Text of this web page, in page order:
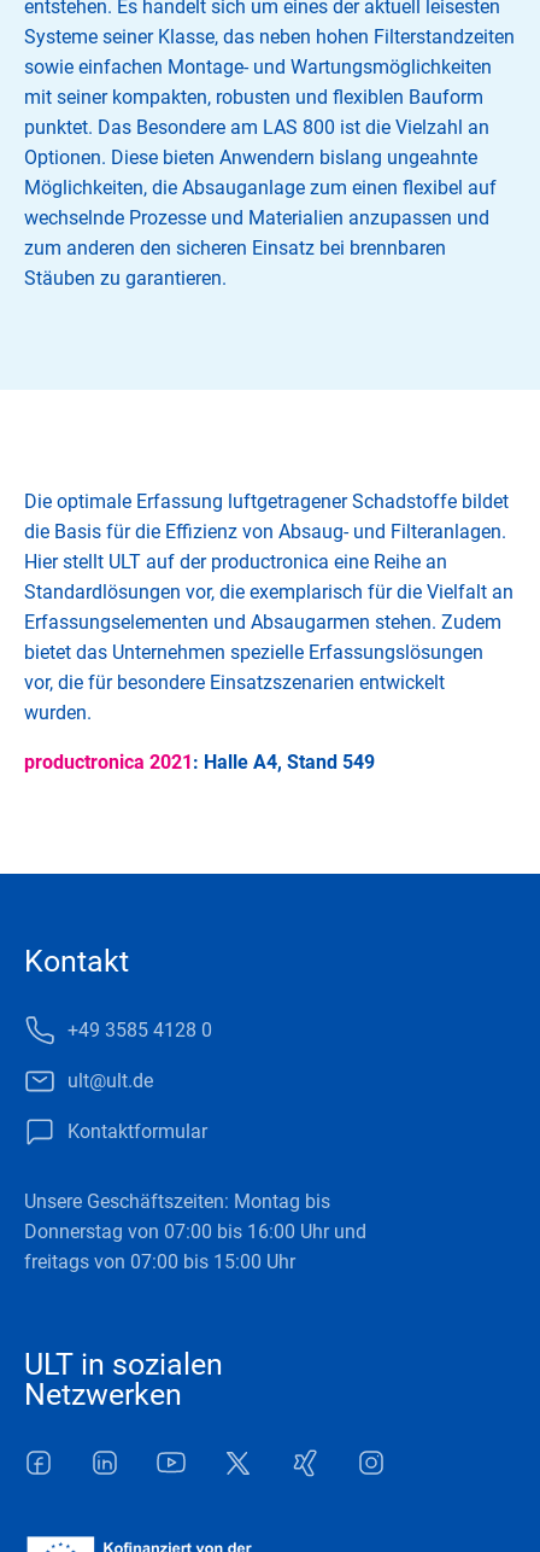
entstehen. Es handelt sich um eines der aktuell leisesten
Systeme seiner Klasse, das neben hohen Filterstandzeiten
sowie einfachen Montage- und Wartungsmöglichkeiten
mit seiner kompakten, robusten und flexiblen Bauform
punktet. Das Besondere am LAS 800 ist die Vielzahl an
Optionen. Diese bieten Anwendern bislang ungeahnte
Möglichkeiten, die Absauganlage zum einen flexibel auf
wechselnde Prozesse und Materialien anzupassen und
zum anderen den sicheren Einsatz bei brennbaren
Stäuben zu garantieren.
Die optimale Erfassung luftgetragener Schadstoffe bildet
die Basis für die Effizienz von Absaug- und Filteranlagen.
Hier stellt ULT auf der productronica eine Reihe an
Standardlösungen vor, die exemplarisch für die Vielfalt an
Erfassungselementen und Absaugarmen stehen. Zudem
bietet das Unternehmen spezielle Erfassungslösungen
vor, die für besondere Einsatzszenarien entwickelt
wurden.
productronica 2021: Halle A4, Stand 549
Kontakt
+49 3585 4128 0
ult@ult.de
Kontaktformular
Unsere Geschäftszeiten: Montag bis
Donnerstag von 07:00 bis 16:00 Uhr und
freitags von 07:00 bis 15:00 Uhr
ULT in sozialen
Netzwerken
Facebook LinkedInYoutube Twitter